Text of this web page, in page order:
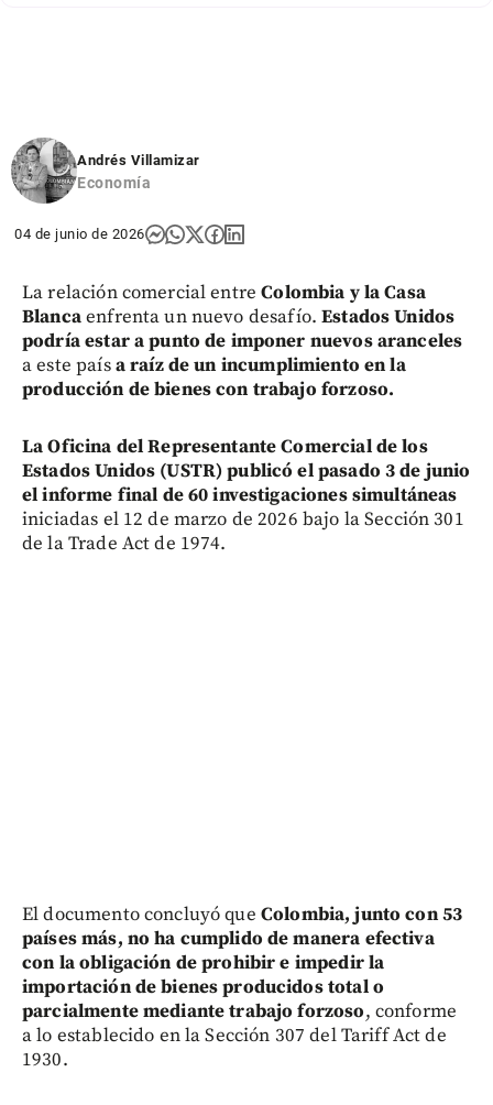
Andrés Villamizar
Economía
04 de junio de 2026
La relación comercial entreColombia y la Casa
Blancaenfrenta un nuevo desafío.Estados Unidos
podría estar a punto de imponer nuevos aranceles
a este paísa raíz de un incumplimiento en la
producción de bienes con trabajo forzoso.
La Oficina del Representante Comercial de los
Estados Unidos (USTR) publicó el pasado 3 de junio
el informe final de 60 investigaciones simultáneas
iniciadas el 12 de marzo de 2026 bajo la Sección 301
de la Trade Act de 1974.
El documento concluyó que Colombia, junto con 53
países más, no ha cumplido de manera efectiva
con la obligación de prohibir e impedir la
importación de bienes producidos total o
parcialmente mediante trabajo forzoso, conforme
a lo establecido en la Sección 307 del Tariff Act de
1930.